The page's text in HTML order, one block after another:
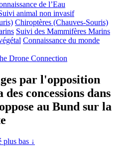
de l’Eau
animal non invasif
Chiroptères (Chauves-Souris)
Suivi des Mammifères Marins
Connaissance du monde
Drone Connection
par l'opposition
concessions dans
au Bund sur la
bas ↓